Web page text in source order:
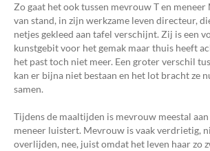
Zo gaat het ook tussen mevrouw T en meneer
van stand, in zijn werkzame leven directeur,
netjes gekleed aan tafel verschijnt. Zij is een
kunstgebit voor het gemak maar thuis heeft
het past toch niet meer. Een groter verschil
kan er bijna niet bestaan en het lot bracht ze
samen.
Tijdens de maaltijden is mevrouw meestal
meneer luistert. Mevrouw is vaak verdrietig,
overlijden, nee, juist omdat het leven haar zo